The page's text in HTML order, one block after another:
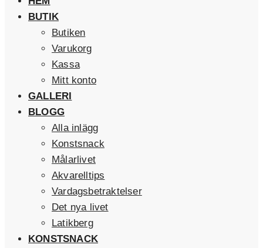
BUTIK
Butiken
Varukorg
Kassa
Mitt konto
GALLERI
BLOGG
Alla inlägg
Konstsnack
Målarlivet
Akvarelltips
Vardagsbetraktelser
Det nya livet
Latikberg
KONSTSNACK